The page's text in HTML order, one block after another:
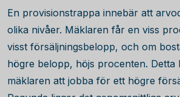
En provisionstrappa innebär att
olika nivåer. Mäklaren får en viss
visst försäljningsbelopp, och om
högre belopp, höjs procenten. Detta
mäklaren att jobba för ett högre